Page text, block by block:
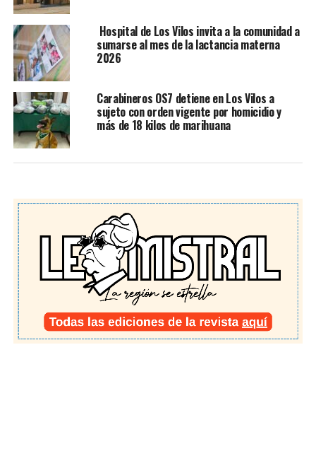
Hospital de Los Vilos invita a la comunidad a
sumarse al mes de la lactancia materna
2026
Carabineros OS7 detiene en Los Vilos a
sujeto con orden vigente por homicidio y
más de 18 kilos de marihuana